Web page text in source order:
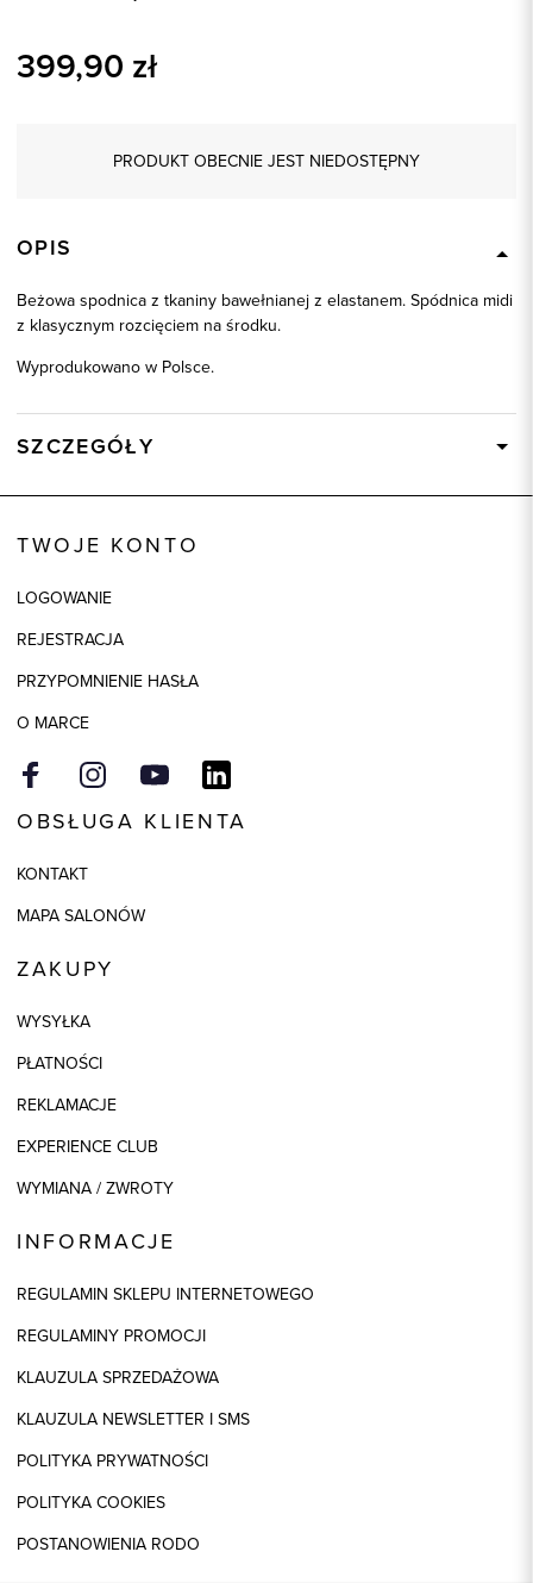
399,90 zł
PRODUKT OBECNIE JEST NIEDOSTĘPNY
OPIS
Beżowa spodnica z tkaniny bawełnianej z elastanem. Spódnica midi
z klasycznym rozcięciem na środku.
Wyprodukowano w Polsce.
SZCZEGÓŁY
Skład tkaniny
TWOJE KONTO
LOGOWANIE
REJESTRACJA
PRZYPOMNIENIE HASŁA
O MARCE
OBSŁUGA KLIENTA
KONTAKT
MAPA SALONÓW
ZAKUPY
WYSYŁKA
PŁATNOŚCI
REKLAMACJE
EXPERIENCE CLUB
WYMIANA / ZWROTY
INFORMACJE
REGULAMIN SKLEPU INTERNETOWEGO
REGULAMINY PROMOCJI
KLAUZULA SPRZEDAŻOWA
KLAUZULA NEWSLETTER I SMS
POLITYKA PRYWATNOŚCI
POLITYKA COOKIES
POSTANOWIENIA RODO